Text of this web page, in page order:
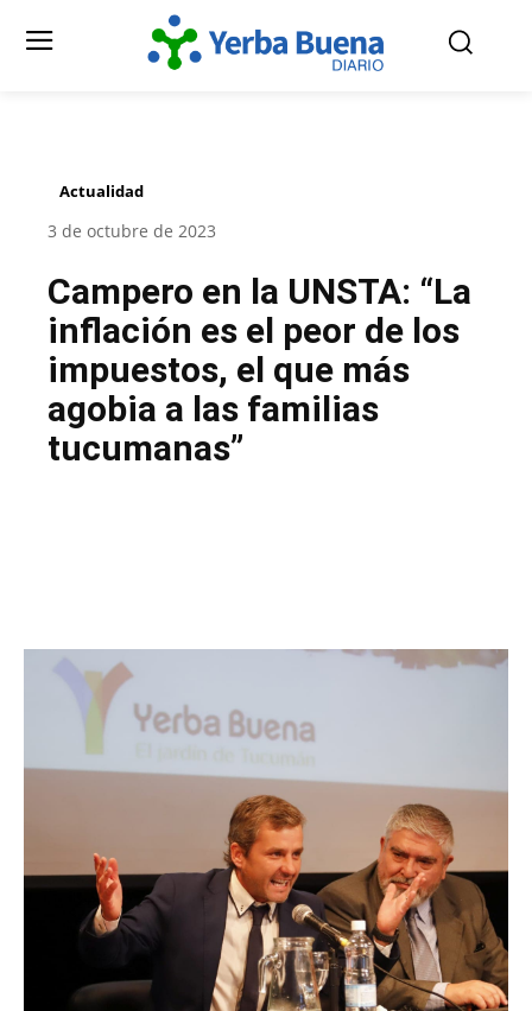
Actualidad
3 de octubre de 2023
Campero en la UNSTA: “La
inflación es el peor de los
impuestos, el que más
agobia a las familias
tucumanas”